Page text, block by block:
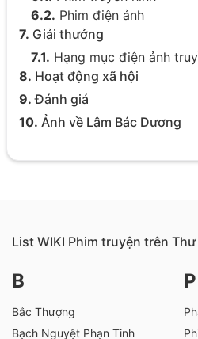
6.2. Phim điện ảnh
7. Giải thưởng
7.1. Hạng mục điện ảnh
8. Hoạt động xã hội
9. Đánh giá
10. Ảnh về Lâm Bác Dương
List WIKI Phim truyện trên
B
Bắc Thượng
Bạch Nguyệt Phạn Tinh
P